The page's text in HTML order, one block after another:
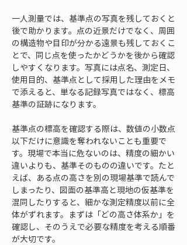
一人測量では、基準点の写真を残しておくと
後で助かります。点の近景だけでなく、周囲
の構造物や目印が分かる遠景も残しておくこ
とで、同じ点を使ったかどうかを後から確認
しやすくなります。写真には点名、測定日、
使用目的、基準点として採用した理由をメモ
で添えると、単なる記録写真ではなく、標高
基準の証跡になります。
基準点の標高を確認する際は、数値の小数点
以下だけに意識を奪われないことも重要で
す。現場で本当に危ないのは、精度の細かい
違いよりも、基準そのものの違いです。たと
えば、ある点の高さを別の現場基準で読んで
しまったり、図面の基準高と現地の仮基準を
混同したりすると、細かな測定精度以前に全
体がずれます。まずは「どの高さ体系か」を
確認し、そのうえで必要な精度を考える順番
が大切です。